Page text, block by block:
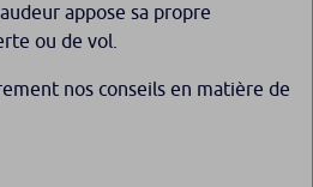
appose sa propre
ou de vol.
nos conseils en matière de